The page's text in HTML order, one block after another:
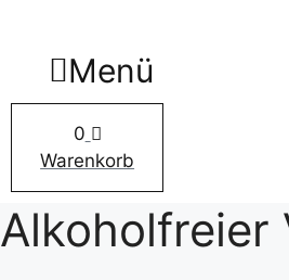
springenMenü
0
Warenkorb
Alkoholfreier